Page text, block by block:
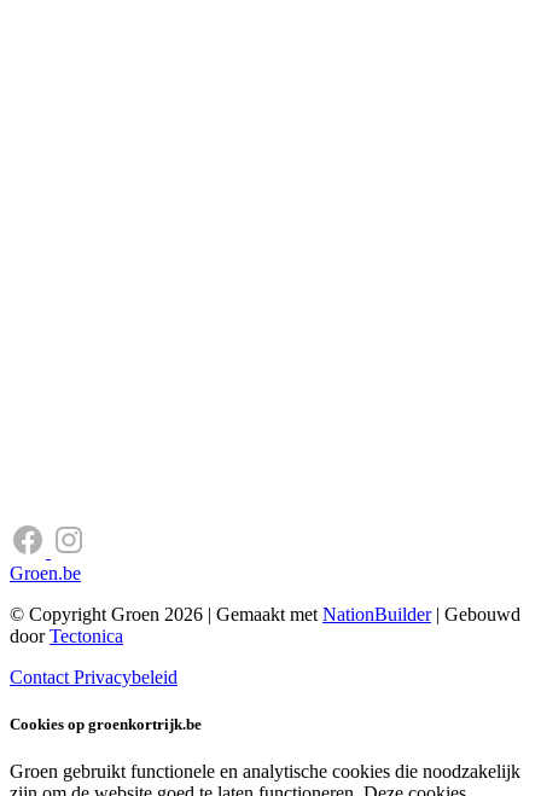
Groen.be
© Copyright Groen 2026 | Gemaakt met NationBuilder| Gebouwd
doorTectonica
Contact Privacybeleid
Cookies op groenkortrijk.be
Groen gebruikt functionele en analytische cookies die noodzakelijk